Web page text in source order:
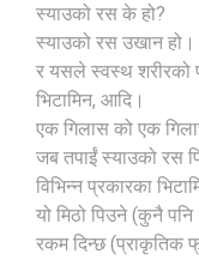
स्याउको रस के हो?
स्याउको रस उखान हो।
र यसले स्वस्थ शरीरको
भिटामिन, आदि।
एक गिलास को एक
जब तपाईं स्याउको रस
विभिन्न प्रकारका
यो मिठो पिउने (कुनै
रकम दिन्छ (प्राकृतिक